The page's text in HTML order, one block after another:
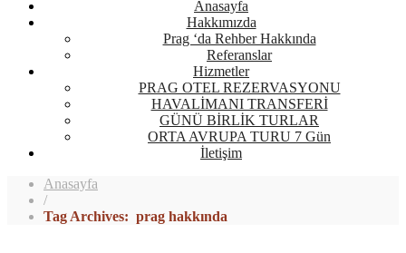
Anasayfa
Hakkımızda
Prag ‘da Rehber Hakkında
Referanslar
Hizmetler
PRAG OTEL REZERVASYONU
HAVALİMANI TRANSFERİ
GÜNÜ BİRLİK TURLAR
ORTA AVRUPA TURU 7 Gün
İletişim
Anasayfa
/
Tag Archives: prag hakkında